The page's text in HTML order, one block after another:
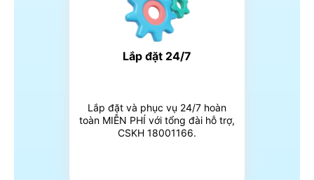
Lắp đặt 24/7
Lắp đặt và phục vụ 24/7 hoàn
toàn MIỄN PHÍ với tổng đài hỗ trợ,
CSKH 18001166.